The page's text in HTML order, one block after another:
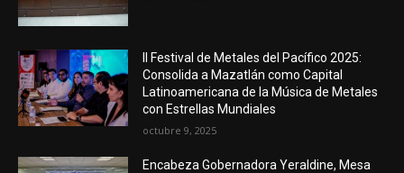
II Festival de Metales del Pacífico 2025:
Consolida a Mazatlán como Capital
Latinoamericana de la Música de Metales
con Estrellas Mundiales
octubre 9, 2025
Encabeza Gobernadora Yeraldine, Mesa